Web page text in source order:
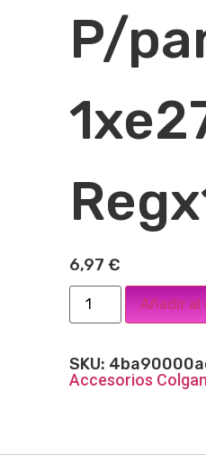
P/
6,97 €
Añadir al
SKU:
Accesorios